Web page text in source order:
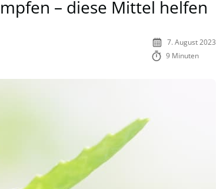
– diese Mittel helfen
7. August 2023
9 Minuten